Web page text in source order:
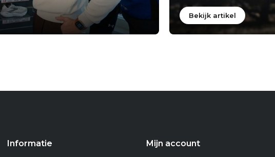
Bekijk artikel
Informatie Mijn account